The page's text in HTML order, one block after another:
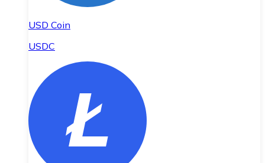
USD Coin
USDC